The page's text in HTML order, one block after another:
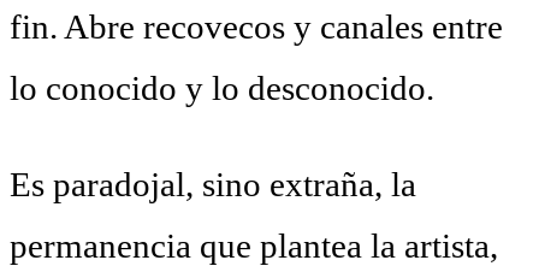
fin. Abre recovecos y canales entre
lo conocido y lo desconocido.
Es paradojal, sino extraña, la
permanencia que plantea la artista,